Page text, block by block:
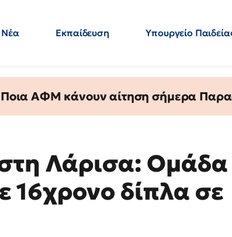
Νέα Εκπαίδευση Υπουργείο
Ποια ΑΦΜ κάνουν αίτηση σήμερα
Λάρισα: Ομάδα
δίπλα σε